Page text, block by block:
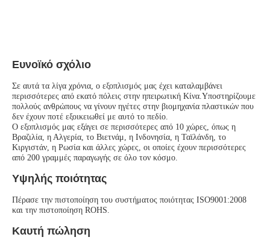
Ευνοϊκό σχόλιο
Σε αυτά τα λίγα χρόνια, ο εξοπλισμός μας έχει καταλαμβάνει
περισσότερες από εκατό πόλεις στην ηπειρωτική Κίνα.Υποστηρίζουμε
πολλούς ανθρώπους να γίνουν ηγέτες στην βιομηχανία πλαστικών που
δεν έχουν ποτέ εξοικειωθεί με αυτό το πεδίο.
Ο εξοπλισμός μας εξάγει σε περισσότερες από 10 χώρες, όπως η
Βραζιλία, η Αλγερία, το Βιετνάμ, η Ινδονησία, η Ταϊλάνδη, το
Κιργιστάν, η Ρωσία και άλλες χώρες, οι οποίες έχουν περισσότερες
από 200 γραμμές παραγωγής σε όλο τον κόσμο.
Υψηλής ποιότητας
Πέρασε την πιστοποίηση του συστήματος ποιότητας ISO9001:2008
και την πιστοποίηση ROHS.
Καυτή πώληση